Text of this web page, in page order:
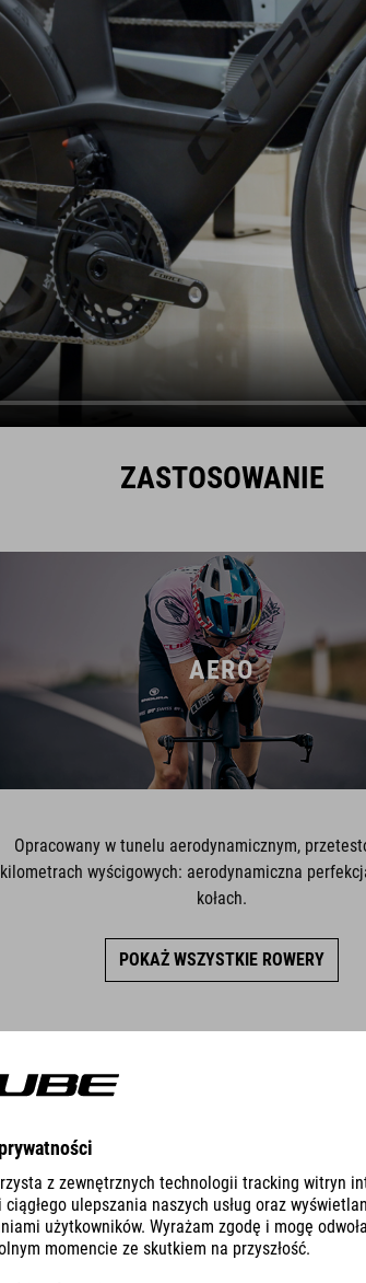
ZASTOSOWANIE
AERO
Opracowany w tunelu aerodynamicznym,
kilometrach wyścigowych: aerodynamiczna
kołach.
POKAŻ WSZYSTKIE ROWERY